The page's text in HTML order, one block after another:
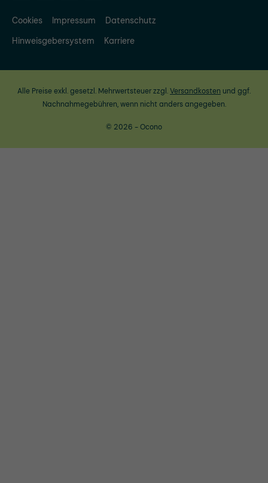
Cookies Impressum
Datenschutz
Hinweisgebersystem
Karriere
Alle Preise exkl. gesetzl. Mehrwertsteuer zzgl.Versandkosten und ggf.
Nachnahmegebühren, wenn nicht anders angegeben.
© 2026 - Ocono